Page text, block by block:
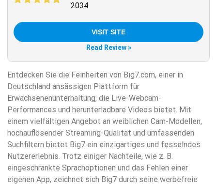
2034
VISIT SITE
Read Review »
Entdecken Sie die Feinheiten von Big7.com, einer in
Deutschland ansässigen Plattform für
Erwachsenenunterhaltung, die Live-Webcam-
Performances und herunterladbare Videos bietet. Mit
einem vielfältigen Angebot an weiblichen Cam-Modellen,
hochauflösender Streaming-Qualität und umfassenden
Suchfiltern bietet Big7 ein einzigartiges und fesselndes
Nutzererlebnis. Trotz einiger Nachteile, wie z. B.
eingeschränkte Sprachoptionen und das Fehlen einer
eigenen App, zeichnet sich Big7 durch seine werbefreie